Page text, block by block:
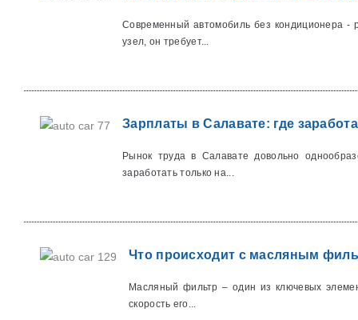
Современный автомобиль без кондиционера -
узел, он требует...
Зарплаты в Салавате: где
Рынок труда в Салавате довольно
заработать только на...
Что происходит с масляным
Масляный фильтр – один из ключевых
скорость его...